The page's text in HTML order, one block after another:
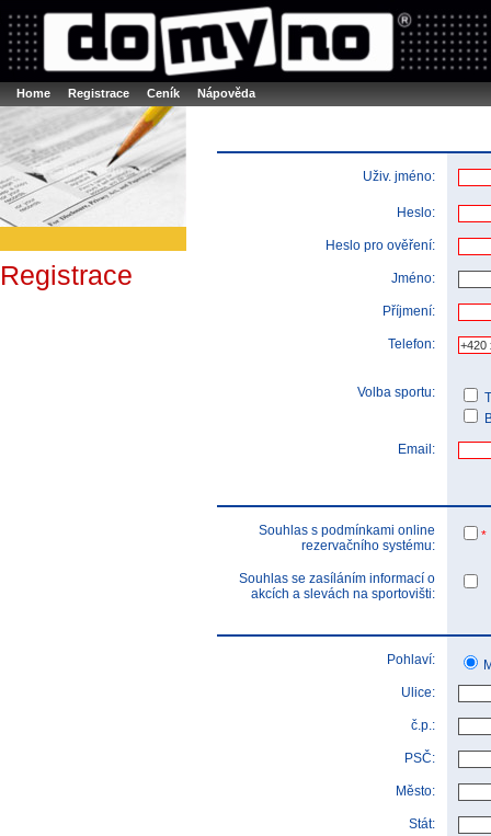
Booker online rezerva�n� syst�m Nower systems s.r.o - Online
Rezervujse - Port�l pro online rezervace sportu Sports booking system
Home Registrace Ceník Nápověda
Registrace
Uživ. jméno:
Heslo:
Heslo pro ověření:
Jméno:
Příjmení:
Telefon:
Volba sportu:
Email:
Souhlas s podmínkami online
rezervačního systému:
*
Souhlas se zasíláním informací o
akcích a slevách na sportovišti:
Pohlaví:
Ulice:
č.p.:
PSČ:
Město:
Stát: